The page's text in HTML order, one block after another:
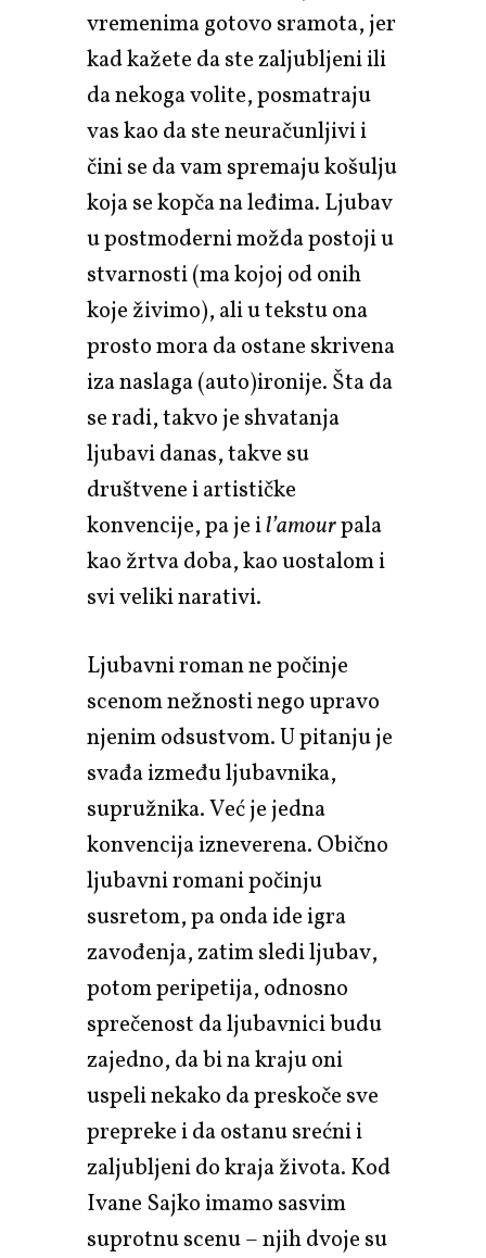
vremenima gotovo sramota, jer
kad kažete da ste zaljubljeni ili
da nekoga volite, posmatraju
vas kao da ste neuračunljivi i
čini se da vam spremaju košulju
koja se kopča na leđima. Ljubav
u postmoderni možda postoji u
stvarnosti (ma kojoj od onih
koje živimo), ali u tekstu ona
prosto mora da ostane skrivena
iza naslaga (auto)ironije. Šta da
se radi, takvo je shvatanja
ljubavi danas, takve su
društvene i artističke
konvencije, pa je il’amourpala
kao žrtva doba, kao uostalom i
svi veliki narativi.
Ljubavni roman ne počinje
scenom nežnosti nego upravo
njenim odsustvom. U pitanju je
svađa između ljubavnika,
supružnika. Već je jedna
konvencija izneverena. Obično
ljubavni romani počinju
susretom, pa onda ide igra
zavođenja, zatim sledi ljubav,
potom peripetija, odnosno
sprečenost da ljubavnici budu
zajedno, da bi na kraju oni
uspeli nekako da preskoče sve
prepreke i da ostanu srećni i
zaljubljeni do kraja života. Kod
Ivane Sajko imamo sasvim
suprotnu scenu – njih dvoje su